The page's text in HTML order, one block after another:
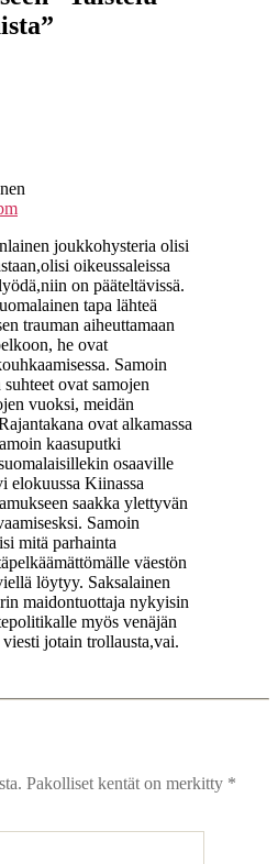
joukkohysteria olisi
oikeussaleissa
on pääteltävissä.
tapa lähteä
trauman aiheuttamaan
he ovat
Samoin
ovat samojen
vuoksi, meidän
ovat alkamassa
kaasuputki
osaaville
elokuussa Kiinassa
saakka ylettyvän
Samoin
mitä parhainta
väestön
löytyy. Saksalainen
maidontuottaja nykyisin
myös venäjän
jotain trollausta,vai.
Pakolliset kentät on merkitty *